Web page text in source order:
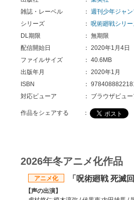
雑誌・レーベル
： 週刊少年ジャ
シリーズ
： 呪術廻戦シリ
DL期限
： 無期限
配信開始日
： 2020年1月4日
ファイルサイズ
： 40.6MB
出版年月
： 2020年1月
ISBN
：
対応ビューア
： ブラウザビュー
作品をシェアする ：
2026年冬アニメ化作品
アニメ化 「呪術廻戦 死滅
【声の出演】